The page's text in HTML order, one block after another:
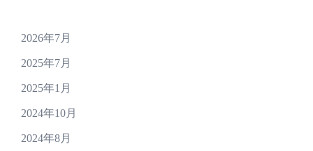
2026年7月
2025年7月
2025年1月
2024年10月
2024年8月